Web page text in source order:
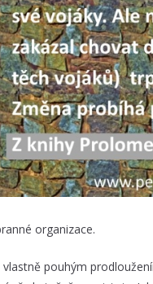
organizace.
pouhým